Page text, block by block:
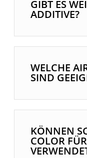
GIBT ES
ADDITIVE?
WELCHE
SIND
KÖNNEN
COLOR